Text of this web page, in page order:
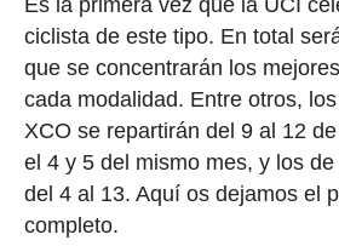
ciclista de este tipo. En total
que se concentrarán los
cada modalidad. Entre otros,
XCO se repartirán del 9 al 12
el 4 y 5 del mismo mes, y los
del 4 al 13. Aquí os dejamos el
completo.